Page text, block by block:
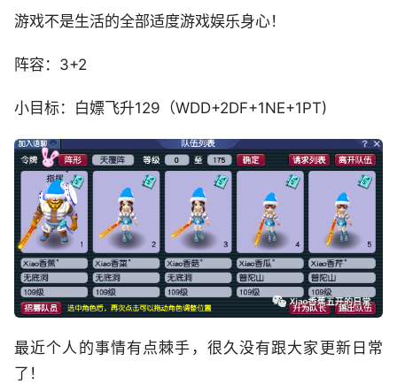
游戏不是生活的全部适度游戏娱乐身心！
阵容：3+2
小目标：白嫖飞升129（WDD+2DF+1NE+1PT)
最近个人的事情有点棘手，很久没有跟大家更新日常
了！